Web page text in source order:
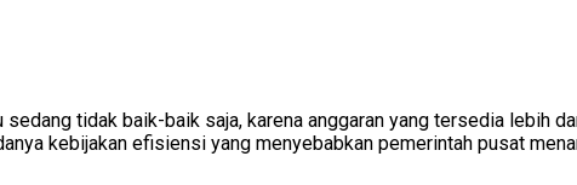
tidak baik-baik saja, karena anggaran yang tersedia lebih
kebijakan efisiensi yang menyebabkan pemerintah pusat